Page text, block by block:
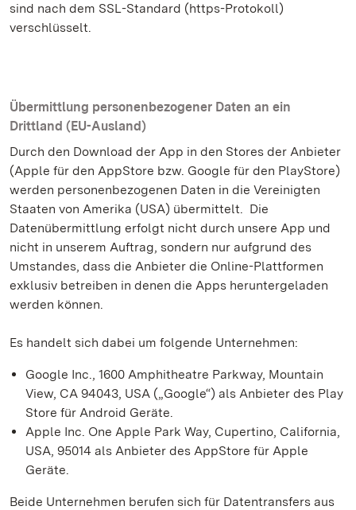
sind nach dem SSL-Standard (https-Protokoll)
verschlüsselt.
Übermittlung personenbezogener Daten an ein
Drittland (EU-Ausland)
Durch den Download der App in den Stores der Anbieter
(Apple für den AppStore bzw. Google für den PlayStore)
werden personenbezogenen Daten in die Vereinigten
Staaten von Amerika (USA) übermittelt. Die
Datenübermittlung erfolgt nicht durch unsere App und
nicht in unserem Auftrag, sondern nur aufgrund des
Umstandes, dass die Anbieter die Online-Plattformen
exklusiv betreiben in denen die Apps heruntergeladen
werden können.
Es handelt sich dabei um folgende Unternehmen:
Google Inc., 1600 Amphitheatre Parkway, Mountain
View, CA 94043, USA („Google“) als Anbieter des Play
Store für Android Geräte.
Apple Inc. One Apple Park Way, Cupertino, California,
USA, 95014 als Anbieter des AppStore für Apple
Geräte.
Beide Unternehmen berufen sich für Datentransfers aus